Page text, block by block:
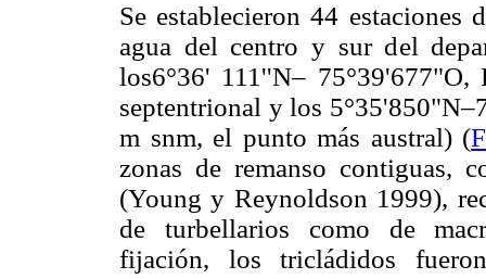
Se establecieron 44 estaciones
agua del centro y sur del
los6°36' 111''N–
septentrional y los
m snm, el punto más austral) (
zonas de remanso contiguas,
(Young y Reynoldson 1999),
de turbellarios como de
fijación, los tricládidos